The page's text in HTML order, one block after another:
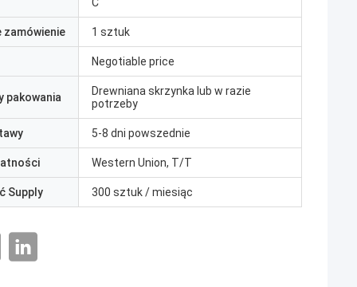
zamówienie 1 sztuk
Negotiable price
pakowania
Drewniana skrzynka lub w razie
potrzeby
5-8 dni powszednie
Western Union, T/T
Supply 300 sztuk / miesiąc